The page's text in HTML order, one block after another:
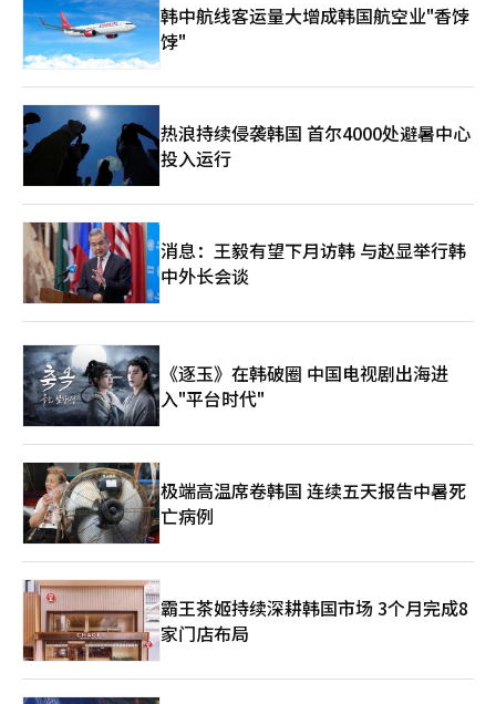
韩中航线客运量大增成韩国航空业"香饽
饽"
热浪持续侵袭韩国 首尔4000处避暑中心
投入运行
消息：王毅有望下月访韩 与赵显举行韩
中外长会谈
《逐玉》在韩破圈 中国电视剧出海进
入"平台时代"
极端高温席卷韩国 连续五天报告中暑死
亡病例
霸王茶姬持续深耕韩国市场 3个月完成8
家门店布局